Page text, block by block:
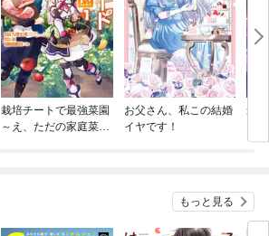
栽培チートで最強菜園
～え、ただの家庭菜園
お父さん、私この結婚
イヤです！
最
し
もっと見る